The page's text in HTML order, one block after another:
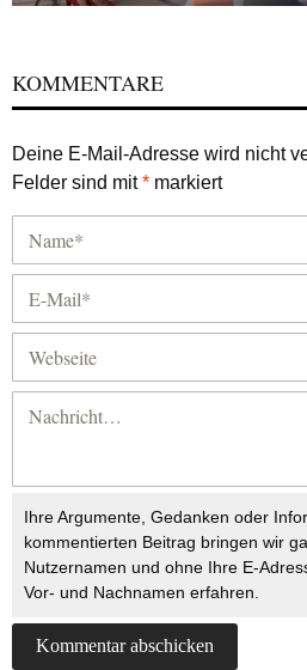
KOMMENTARE
Deine E-Mail-Adresse wird nicht
Felder sind mit* markiert
Ihre Argumente, Gedanken oder
kommentierten Beitrag bringen wir
Nutzernamen und ohne Ihre E-
Vor- und Nachnamen erfahren.